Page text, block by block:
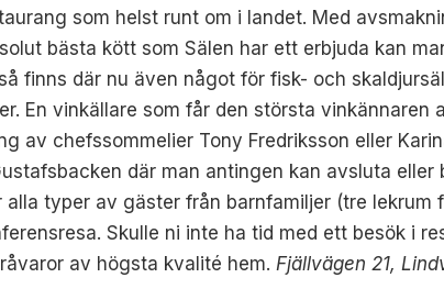
som helst runt om i landet. Med
bästa kött som Sälen har ett erbjuda kan
finns där nu även något för fisk- och
En vinkällare som får den största
av chefssommelier Tony Fredriksson eller
där man antingen kan avsluta
alla typer av gäster från barnfamiljer (tre
Skulle ni inte ha tid med ett besök i
råvaror av högsta kvalité hem.Fjällvägen 21,